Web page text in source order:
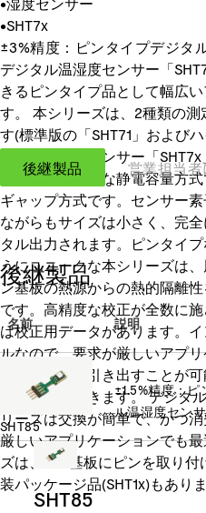
•SHT7x
±3%精度：ピンタイプデジタ
デジタル温湿度センサー「
きるピンタイプ品として幅広
す。 本シリーズは、2種類の
す(標準版の「SHT71」および
ジタル温湿度センサー「
素子はユニークな静電容量方
ギャップ方式です。センサー
ながらもサイズは小さく、完
タル出力されます。ピンタイ
うにユニークな本シリーズは
ン基板の熱源からの熱的隔離
です。高精度な校正が全数に
は校正用データがあります。
ルなので、要求が厳しいアプ
最高レベルで引き出すことが
ステム搭載できます。 デジタ
リーズは交換が簡単で、かつ
厳しいアプリケーションでも
ズは、FR4基板にピンを取り
装パッケージ品(SHT1x)もありま
後継製品 営業担当
後継製品
名前 説明
SHT85
±1.5%精度：
ル温湿度セン
SHT85